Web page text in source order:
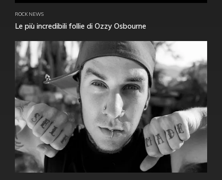
ROCK NEWS
Le più incredibili follie di Ozzy Osbourne